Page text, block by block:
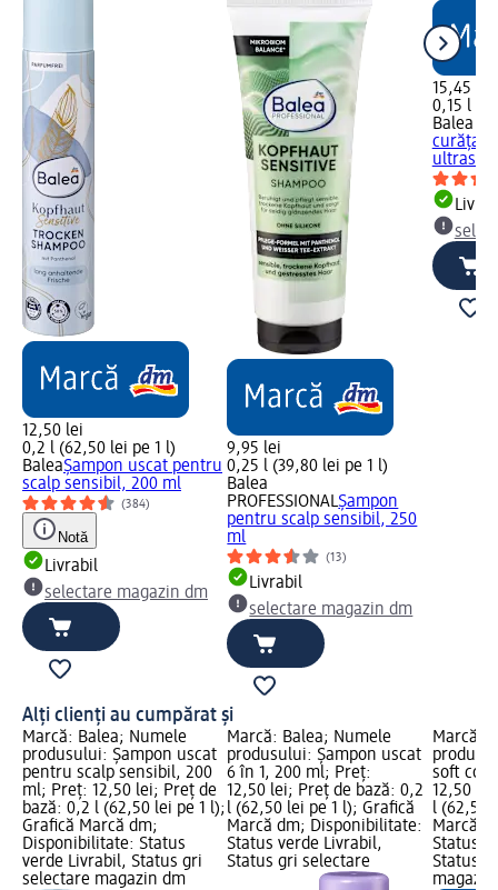
12,50 lei
0,2 l (62,50 lei pe 1 l)
BaleaȘampon uscat pentru
scalp sensibil, 200 ml
(384)
Notă
Livrabil
selectare magazin dm
9,95 lei
0,25 l (39,80 lei pe 1 l)
Balea
PROFESSIONALȘampon
pentru scalp sensibil, 250
ml
(13)
Livrabil
selectare magazin dm
15,45 lei
0,15 l
Balea
Alți clienți au cumpărat și
Marcă: Balea; Numele
produsului: Șampon uscat
pentru scalp sensibil, 200
ml; Preț: 12,50 lei; Preț de
bază: 0,2 l (62,50 lei pe 1 l);
Grafică Marcă dm;
Disponibilitate: Status
verde Livrabil, Status gri
selectare magazin dm
Marcă: Balea; Numele
produsului: Şampon uscat
6 în 1, 200 ml; Preț:
12,50 lei; Preț de bază: 0,2
l (62,50 lei pe 1 l); Grafică
Marcă dm; Disponibilitate:
Status verde Livrabil,
Status gri selectare
Marcă:
soft
12,50
l (62,50
Marcă
Status
Status